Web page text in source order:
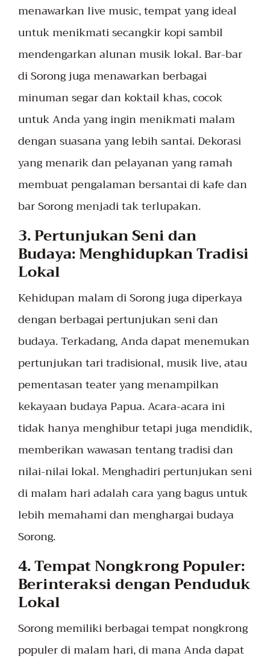
menawarkan live music, tempat yang ideal
untuk menikmati secangkir kopi sambil
mendengarkan alunan musik lokal. Bar-bar
di Sorong juga menawarkan berbagai
minuman segar dan koktail khas, cocok
untuk Anda yang ingin menikmati malam
dengan suasana yang lebih santai. Dekorasi
yang menarik dan pelayanan yang ramah
membuat pengalaman bersantai di kafe dan
bar Sorong menjadi tak terlupakan.
3. Pertunjukan Seni dan
Budaya: Menghidupkan Tradisi
Lokal
Kehidupan malam di Sorong juga diperkaya
dengan berbagai pertunjukan seni dan
budaya. Terkadang, Anda dapat menemukan
pertunjukan tari tradisional, musik live, atau
pementasan teater yang menampilkan
kekayaan budaya Papua. Acara-acara ini
tidak hanya menghibur tetapi juga mendidik,
memberikan wawasan tentang tradisi dan
nilai-nilai lokal. Menghadiri pertunjukan seni
di malam hari adalah cara yang bagus untuk
lebih memahami dan menghargai budaya
Sorong.
4. Tempat Nongkrong Populer:
Berinteraksi dengan Penduduk
Lokal
Sorong memiliki berbagai tempat nongkrong
populer di malam hari, di mana Anda dapat